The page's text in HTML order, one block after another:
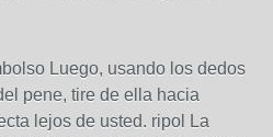
Luego, usando los dedos
pene, tire de ella hacia
lejos de usted. ripol La